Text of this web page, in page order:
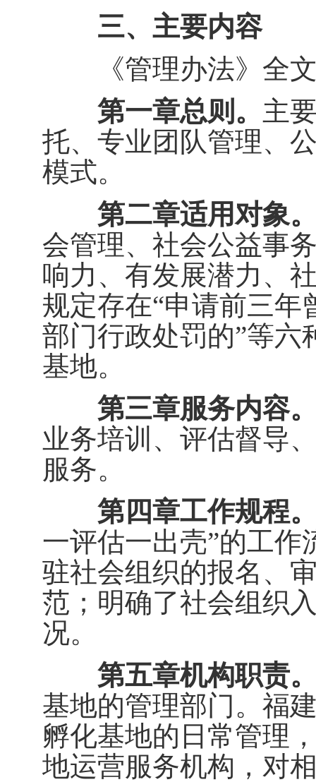
三、主要内容
《管理办法》全文
第一章总则。 主
托、专业团队管理、
模式。
第二章适用对象
会管理、社会公益事
响力、有发展潜力、
规定存在“申请前三
部门行政处罚的”等六
基地。
第三章服务内容
业务培训、评估督导
服务。
第四章工作规程
一评估一出壳”的工
驻社会组织的报名、
范；明确了社会组织
况。
第五章机构职责
基地的管理部门。福
孵化基地的日常管理
地运营服务机构，对